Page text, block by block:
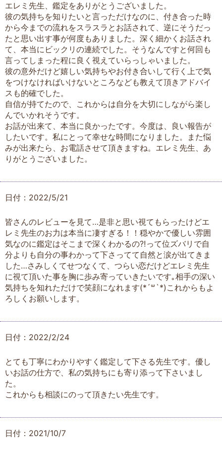
エレミ先生、鑑定をありがとうございました。
彼の気持ちを知りたいと言っただけなのに、付き合った時
から今までの流れをスラスラとお話されて、逆にそうだっ
たと思い出す事が何度もありました。深く細かくお話され
て、本当にビックリの連続でした。そうなんですと何回も
言ってしまった程に良く視えていらっしゃいました。
彼の意外だけど嬉しい気持ちやお付き合いして行く上で気
をつけなければいけないところなども教えて頂きアドバイ
スも的確でした。
自信が持てたので、これからは自分を大切にしながら楽し
んでいかれそうです。
お話が出来て、本当に良かったです。今度は、良い報告が
したいです。私にとって幸せな時間になりました。また悩
みが出来たら、お電話させて頂きますね。エレミ先生、あ
りがとうございました。
日付：2022/5/21
皆さんのレビューを見て…是非と思い視てもらったけどエ
レミ先生のお力は本当に凄すぎる！！穏やかで優しい雰囲
気なのに鑑定はそこまで深くわかるの⁈って位ズバリで自
分よりも自分の事わかって下さってて自然と涙が出てきま
した…さみしくてせつなくて、つらい恋だけどエレミ先生
に視て頂いた事を胸に歩み寄っていきたいです｡相手の深い
気持ちを知れただけで笑顔になれます(*´꒳`*)これからもよ
ろしくお願いします。
日付：2022/2/24
とても丁寧にわかりやすく鑑定して下さる先生です。優し
いお話の仕方で、私の気持ちにも寄り添って下さいまし
た。
これからも相談にのって頂きたい先生です。
日付：2021/10/7